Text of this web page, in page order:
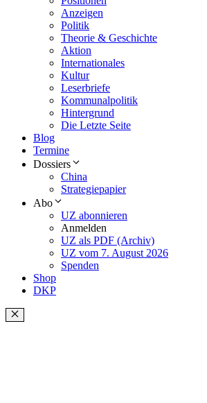
Anzeigen
Politik
Theorie & Geschichte
Aktion
Internationales
Kultur
Leserbriefe
Kommunalpolitik
Hintergrund
Die Letzte Seite
Blog
Termine
Dossiers
China
Strategiepapier
Abo
UZ abonnieren
Anmelden
UZ als PDF (Archiv)
UZ vom 7. August 2026
Spenden
Shop
DKP
Schließen